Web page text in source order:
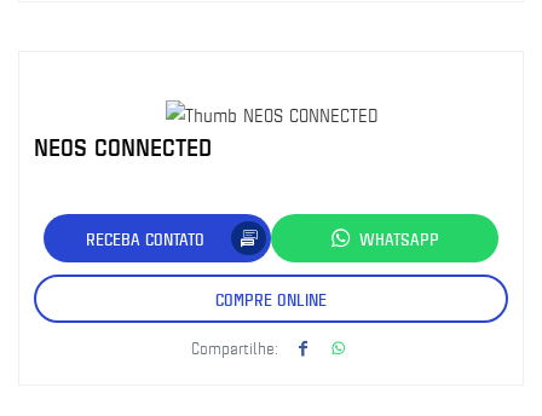
NEOS CONNECTED
RECEBA CONTATO WHATSAPP
COMPRE ONLINE
Compartilhe: